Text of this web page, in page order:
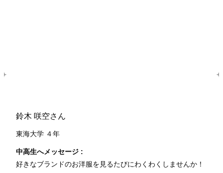
鈴木 咲空さん
東海大学 ４年
中高生へメッセージ :
好きなブランドのお洋服を見るたびにわくわくしませんか！